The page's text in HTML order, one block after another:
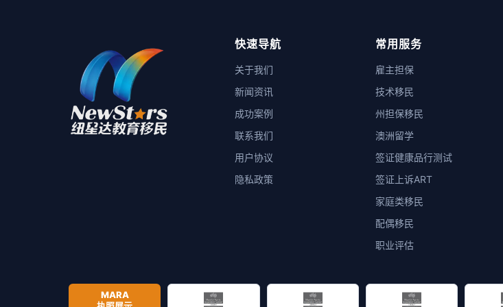
快速导航
关于我们
新闻资讯
成功案例
联系我们
用户协议
隐私政策
常用服务
雇主担保
技术移民
州担保移民
澳洲留学
签证健康品行测试
签证上诉ART
家庭类移民
配偶移民
职业评估
MARA